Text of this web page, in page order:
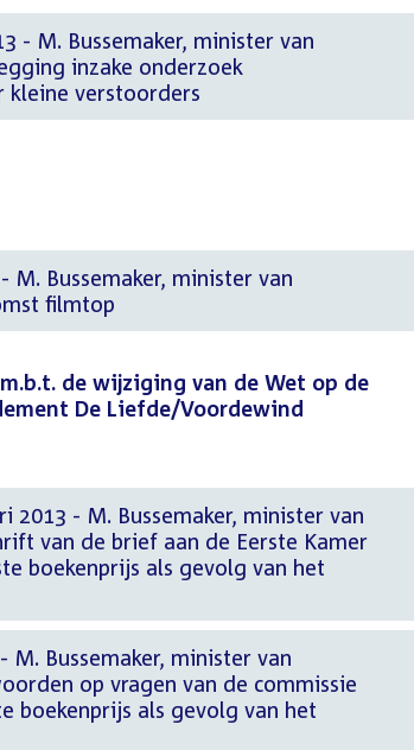
- M. Bussemaker, minister van
inzake onderzoek
kleine verstoorders
M. Bussemaker, minister van
filmtop
de wijziging van de Wet op de
De Liefde/Voordewind
2013 - M. Bussemaker, minister van
van de brief aan de Eerste Kamer
boekenprijs als gevolg van het
Bussemaker, minister van
op vragen van de commissie
boekenprijs als gevolg van het